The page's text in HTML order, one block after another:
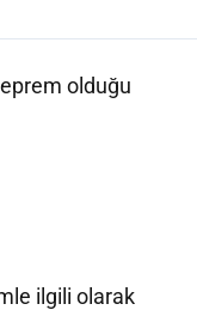
olduğu
ilgili olarak